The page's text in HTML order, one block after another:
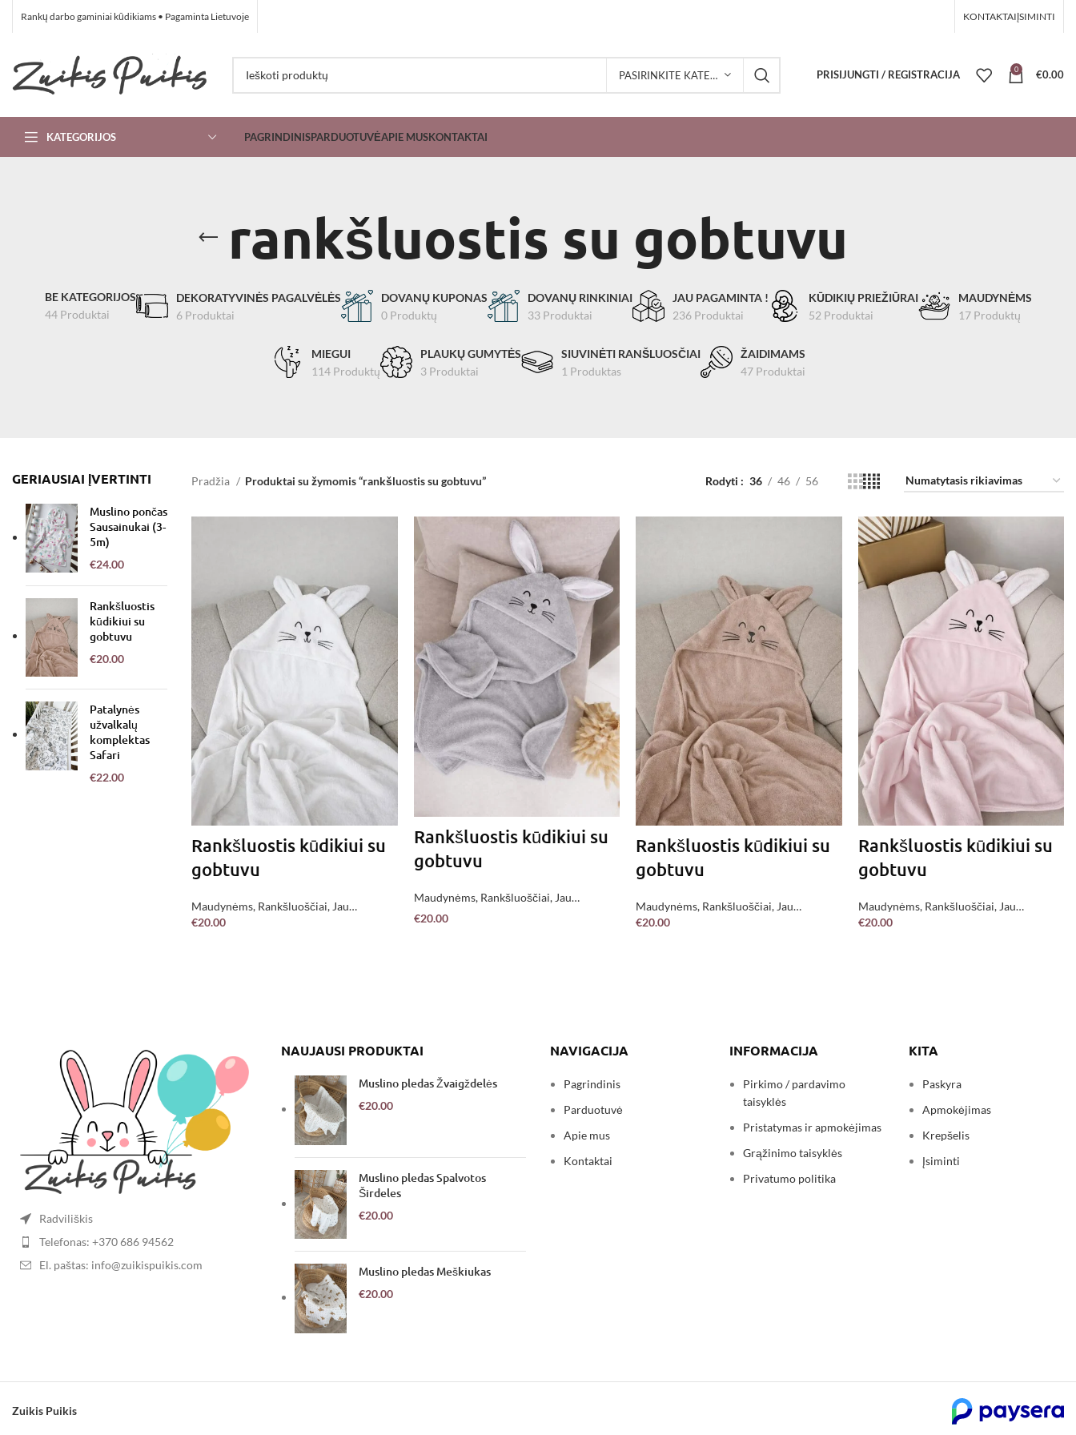
Rankų darbo gaminiai kūdikiams • Pagaminta Lietuvoje KONTAKTAIĮSIMINTI
PASIRINKITE KATEGORIJĄ PRISIJUNGTI / REGISTRACIJA 0 €0.00
KATEGORIJOS PAGRINDINISPARDUOTUVĖAPIE MUSKONTAKTAI
rankšluostis su gobtuvu
BE KATEGORIJOS
44 Produktai
DEKORATYVINĖS PAGALVĖLĖS
6 Produktai
DOVANŲ KUPONAS
0 Produktų
DOVANŲ RINKINIAI
33 Produktai
JAU PAGAMINTA !
236 Produktai
KŪDIKIŲ PRIEŽIŪRAI
52 Produktai
MAUDYNĖMS
17 Produktų
MIEGUI
114 Produktų
PLAUKŲ GUMYTĖS
3 Produktai
SIUVINĖTI RANŠLUOSČIAI
1 Produktas
ŽAIDIMAMS
47 Produktai
GERIAUSIAI ĮVERTINTI
Muslino pončas
Sausainukai (3-
5m)
€24.00
Rankšluostis
kūdikiui su
gobtuvu
€20.00
Patalynės
užvalkalų
komplektas
Safari
€22.00
Pradžia Produktai su žymomis “rankšluostis su gobtuvu” Rodyti 36 46 56
Rankšluostis kūdikiui su
gobtuvu
Maudynėms, Rankšluoščiai, Jau
pagaminta !
€20.00
Rankšluostis kūdikiui su
gobtuvu
Maudynėms, Rankšluoščiai,Jau
pagaminta !
€20.00
Rankšluostis kūdikiui su
gobtuvu
Maudynėms, Rankšluoščiai, Jau
pagaminta !
€20.00
Rankšluostis kūdikiui su
gobtuvu
Maudynėms, Rankšluoščiai, Jau
pagaminta !
€20.00
Radviliškis
Telefonas: +370 686 94562
El. paštas: info@zuikispuikis.com
NAUJAUSI PRODUKTAI
Muslino pledas Žvaigždelės
€20.00
Muslino pledas Spalvotos
Širdeles
€20.00
Muslino pledas Meškiukas
€20.00
NAVIGACIJA
Pagrindinis
Parduotuvė
Apie mus
Kontaktai
INFORMACIJA
Pirkimo / pardavimo
taisyklės
Pristatymas ir apmokėjimas
Grąžinimo taisyklės
Privatumo politika
KITA
Paskyra
Apmokėjimas
Krepšelis
Įsiminti
Zuikis Puikis